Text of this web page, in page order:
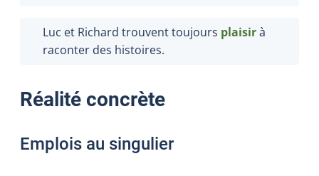
Luc et Richard trouvent toujours plaisirà
raconter des histoires.
Réalité concrète
Emplois au singulier